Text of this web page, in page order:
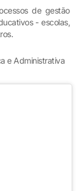
de gestão
- escolas,
e Administrativa